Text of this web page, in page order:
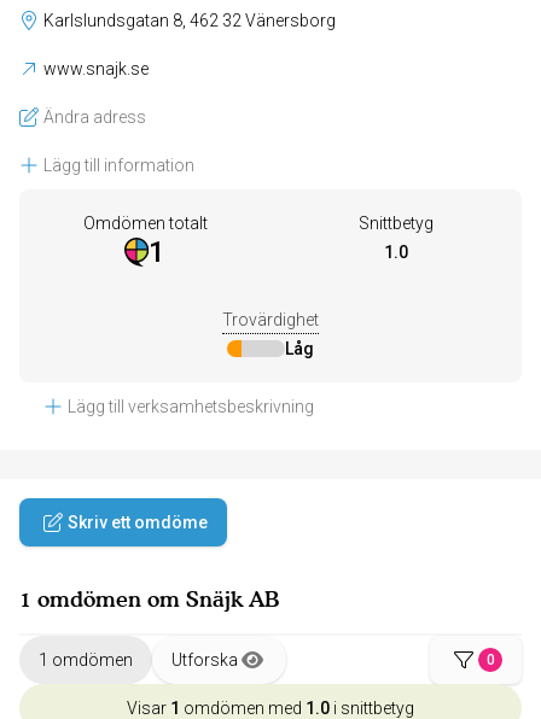
Karlslundsgatan 8, 462 32 Vänersborg
www.snajk.se
Ändra adress
Lägg till information
Omdömen totalt
1
Snittbetyg
1.0
Trovärdighet
Låg
Lägg till verksamhetsbeskrivning
Skriv ett omdöme
1 omdömen om Snäjk AB
1 omdömen Utforska 0
Visar 1 omdömen med 1.0 i snittbetyg